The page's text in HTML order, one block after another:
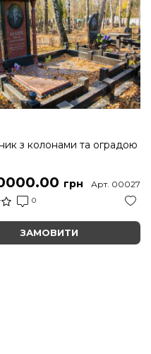
з колонами та оградою
грн
0
Арт. 00027
ЗАМОВИТИ